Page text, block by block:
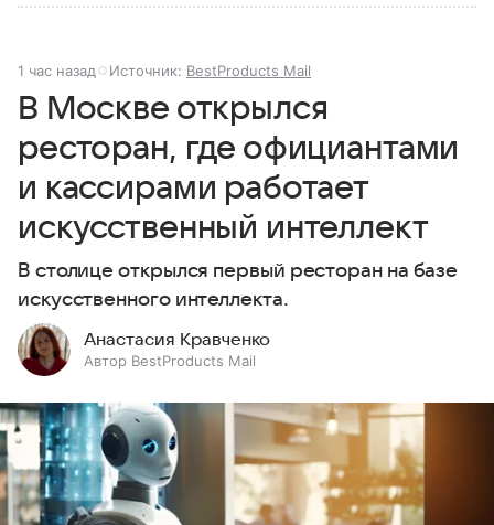
1 час назад Источник: BestProducts Mail
В Москве открылся
ресторан, где официантами
и кассирами работает
искусственный интеллект
В столице открылся первый ресторан на базе
искусственного интеллекта.
Анастасия Кравченко
Автор BestProducts Mail